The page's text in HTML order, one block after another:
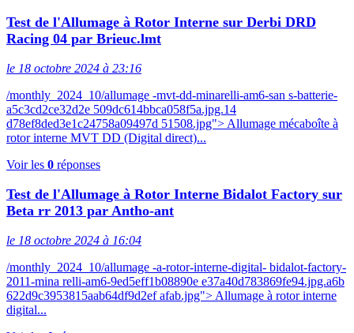
Test de l'Allumage à Rotor Interne sur Derbi DRD
Racing 04 par Brieuc.lmt
le 18 octobre 2024 à 23:16
/monthly_2024_10/allumage -mvt-dd-minarelli-am6-san s-batterie-
a5c3cd2ce32d2e 509dc614bbca058f5a.jpg.14
d78ef8ded3e1c24758a09497d 51508.jpg"> Allumage mécaboîte à
rotor interne MVT DD (Digital direct)...
Voir les 0 réponses
Test de l'Allumage à Rotor Interne Bidalot Factory sur
Beta rr 2013 par Antho-ant
le 18 octobre 2024 à 16:04
/monthly_2024_10/allumage -a-rotor-interne-digital- bidalot-factory-
2011-mina relli-am6-9ed5eff1b08890e e37a40d783869fe94.jpg.a6b
622d9c3953815aab64df9d2ef afab.jpg"> Allumage à rotor interne
digital...